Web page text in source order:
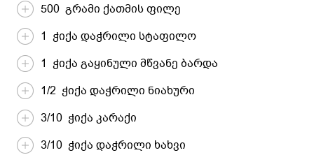
500 გრამი ქათმის ფილე
1 ჭიქა დაჭრილი სტაფილო
1 ჭიქა გაყინული მწვანე ბარდა
1/2 ჭიქა დაჭრილი ნიახური
3/10 ჭიქა კარაქი
3/10 ჭიქა დაჭრილი ხახვი